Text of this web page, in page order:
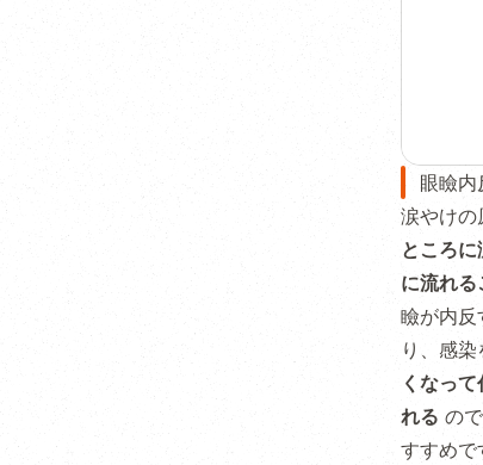
眼瞼内
涙やけの
ところ
に流れる
瞼が内反
り、感
くなっ
れる の
すすめで